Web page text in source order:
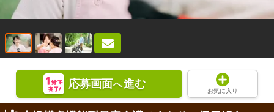
応募画面へ進む
お気に入り